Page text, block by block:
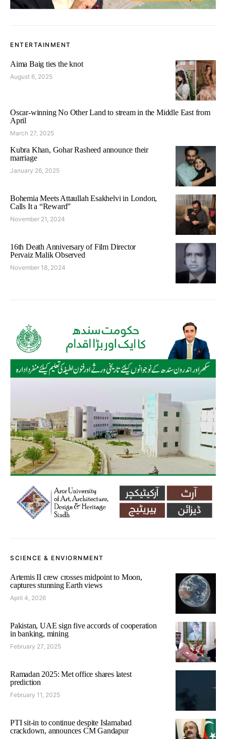
ENTERTAINMENT
Aima Baig ties the knot
August 6, 2025
Oscar-winning No Other Land to stream in the Middle East from
April
March 27, 2025
Kubra Khan, Gohar Rasheed announce their
marriage
January 26, 2025
Bohemia Meets Attaullah Esakhelvi in London,
Calls It a “Reward”
November 21, 2024
16th Death Anniversary of Film Director
Pervaiz Malik Observed
November 18, 2024
SCIENCE & ENVIORNMENT
Artemis II crew crosses midpoint to Moon,
captures stunning Earth views
April 4, 2026
Pakistan, UAE sign five accords of cooperation
in banking, mining
February 27, 2025
Ramadan 2025: Met office shares latest
prediction
February 11, 2025
PTI sit-in to continue despite Islamabad
crackdown, announces CM Gandapur